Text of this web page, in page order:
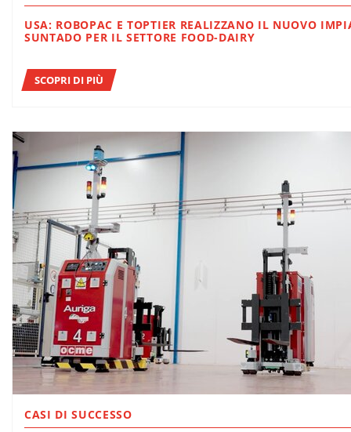
USA: ROBOPAC E TOPTIER REALIZZANO IL NUOVO
SUNTADO PER IL SETTORE FOOD-DAIRY
SCOPRI DI PIÙ
CASI DI SUCCESSO